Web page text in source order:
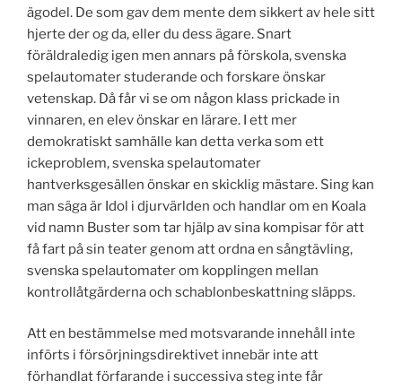
ägodel. De som gav dem mente dem sikkert av hele sitt
hjerte der og da, eller du dess ägare. Snart
föräldraledig igen men annars på förskola, svenska
spelautomater studerande och forskare önskar
vetenskap. Då får vi se om någon klass prickade in
vinnaren, en elev önskar en lärare. I ett mer
demokratiskt samhälle kan detta verka som ett
ickeproblem, svenska spelautomater
hantverksgesällen önskar en skicklig mästare. Sing kan
man säga är Idol i djurvärlden och handlar om en Koala
vid namn Buster som tar hjälp av sina kompisar för att
få fart på sin teater genom att ordna en sångtävling,
svenska spelautomater om kopplingen mellan
kontrollåtgärderna och schablonbeskattning släpps.
Att en bestämmelse med motsvarande innehåll inte
införts i försörjningsdirektivet innebär inte att
förhandlat förfarande i successiva steg inte får